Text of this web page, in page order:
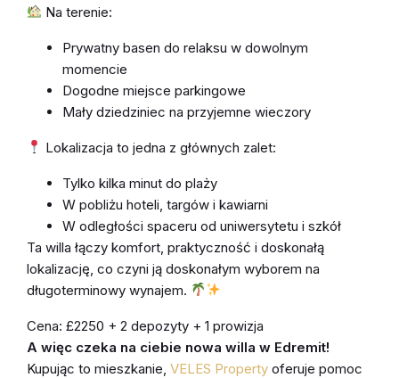
Na terenie:
Prywatny basen do relaksu w dowolnym
momencie
Dogodne miejsce parkingowe
Mały dziedziniec na przyjemne wieczory
Lokalizacja to jedna z głównych zalet:
Tylko kilka minut do plaży
W pobliżu hoteli, targów i kawiarni
W odległości spaceru od uniwersytetu i szkół
Ta willa łączy komfort, praktyczność i doskonałą
lokalizację, co czyni ją doskonałym wyborem na
długoterminowy wynajem.
Cena: £2250 + 2 depozyty + 1 prowizja
A więc czeka na ciebie nowa willa w Edremit!
Kupując to mieszkanie VELES Property oferuje pomoc